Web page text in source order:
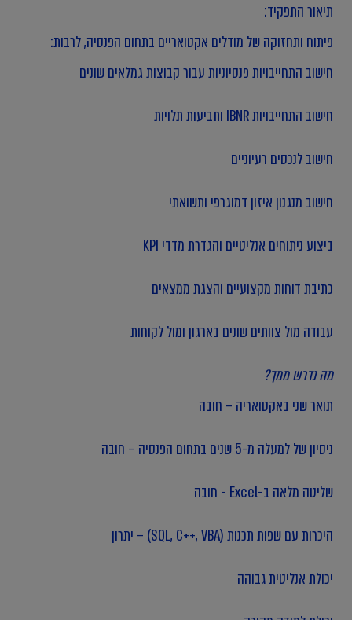
תיאור התפקיד:
פיתוח ותחזוקה של מודלים אקטואריים בתחום הפנסיה, לרבות:
חישוב התחייבויות פנסיוניות עבור קבוצות גמלאים שונים
חישוב התחייבויות IBNR ותביעות תלויות
חישוב לנכסים רעיוניים
חישוב מנגנון איזון דמוגרפי ותשואתי
ביצוע ניתוחים אנליטיים והגדרת מדדי KPI
כתיבת דוחות מקצועיים והצגת ממצאים
עבודה מול צוותים שונים בארגון ומול לקוחות
מה נדרש ממך?
תואר שני באקטואריה – חובה
ניסיון של למעלה מ-5 שנים בתחום הפנסיה – חובה
שליטה מלאה ב-Excel - חובה
היכרות עם שפות תכנות (SQL, C++, VBA) – יתרון
יכולת אנליטית גבוהה